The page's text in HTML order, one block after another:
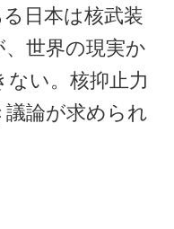
日本は核武装
世界の現実か
い。核抑止力
論が求められ